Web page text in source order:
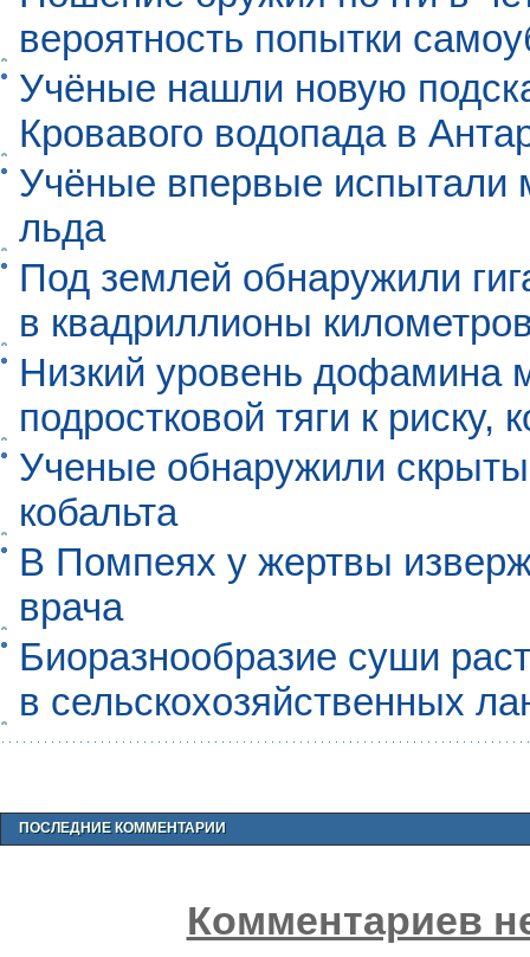
вероятность попытки
Учёные нашли новую
Кровавого водопада в
Учёные впервые испытали
льда
Под землей обнаружили
в квадриллионы
Низкий уровень дофамина
подростковой тяги к риску,
Ученые обнаружили
кобальта
В Помпеях у жертвы
врача
Биоразнообразие суши
в сельскохозяйственных
ПОСЛЕДНИЕ КОММЕНТАРИИ
Комментариев